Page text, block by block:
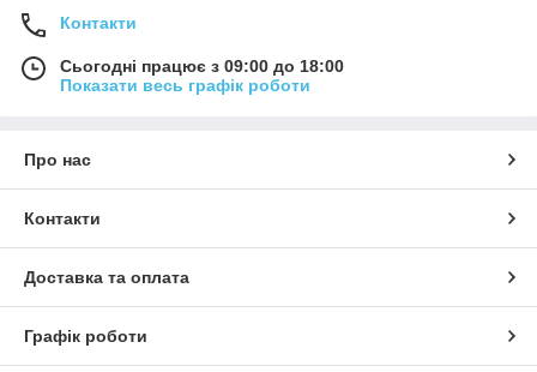
Контакти
Сьогодні працює з 09:00 до 18:00
Показати весь графік роботи
Про нас
Контакти
Доставка та оплата
Графік роботи